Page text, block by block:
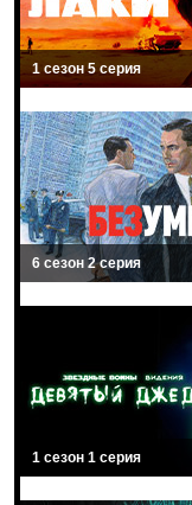
1 сезон 5 серия
6 сезон 2 серия
1 сезон 1 серия